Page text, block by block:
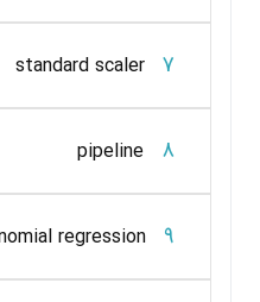
7
standard scaler
8
pipeline
9
regression